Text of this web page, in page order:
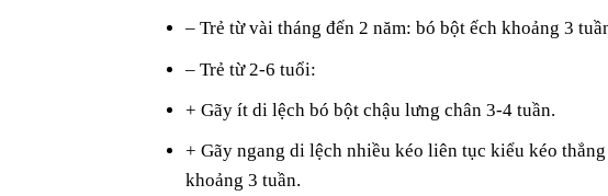
– Trẻ từ vài tháng đến 2 năm: bó bột ếch khoảng 3
– Trẻ từ 2-6 tuổi:
+ Gãy ít di lệch bó bột chậu lưng chân 3-4 tuần.
+ Gãy ngang di lệch nhiều kéo liên tục kiểu kéo
khoảng 3 tuần.